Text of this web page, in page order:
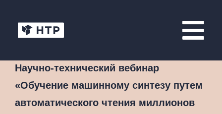
Научно-технический вебинар
«Обучение машинному синтезу путем
автоматического чтения миллионов